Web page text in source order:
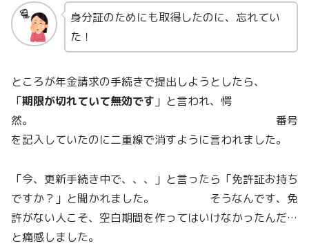
身分証のためにも取得したのに、忘れてい
た！
ところが年金請求の手続きで提出しようとしたら、
「期限が切れていて無効です 」と言われ、愕
然。 番号
を記入していたのに二重線で消すように言われました。
「今、更新手続き中で、、、」と言ったら「免許証お持ち
ですか？」と聞かれました。 そうなんです、免
許がない人こそ、空白期間を作ってはいけなかったんだ…
と痛感しました。